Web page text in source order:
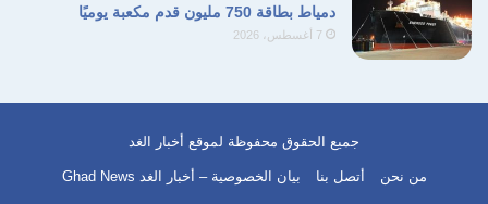
الإمبراطورة أوجيني الخديوي إسماعيل
دمياط بطاقة 750 مليون قدم مكعبة يوميًا
7 أغسطس، 2026
جميع الحقوق محفوظة لموقع أخبار الغد
من نحن أتصل بنا بيان الخصوصية – أخبار الغد Ghad News